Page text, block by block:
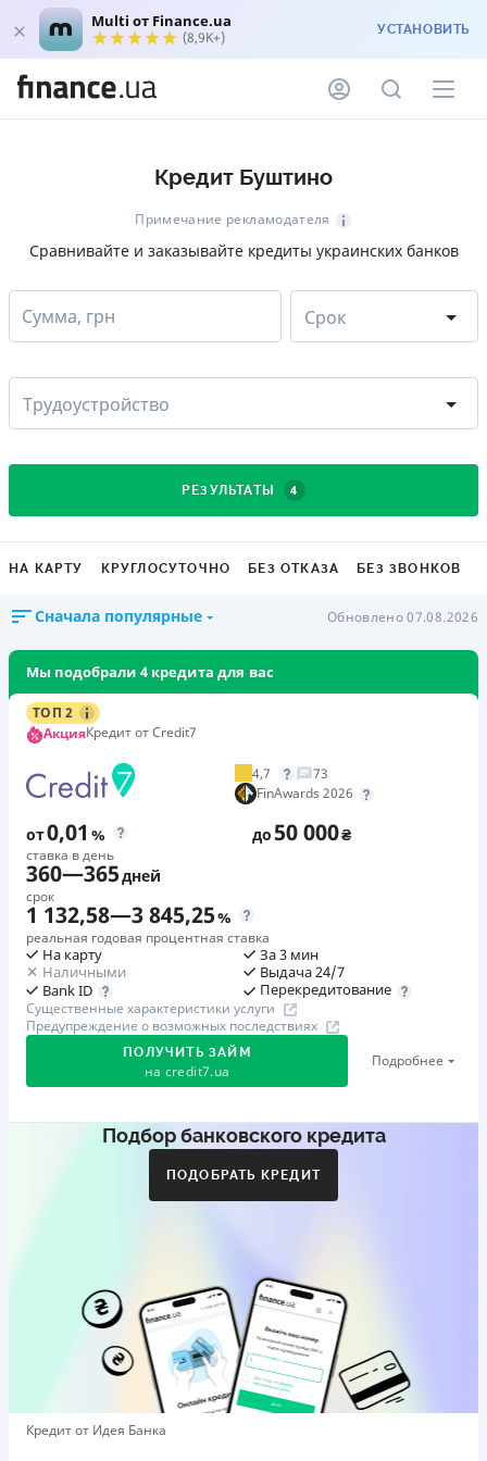
Multi от Finance.ua
(8,9K+) УСТАНОВИТЬ
Кредит Буштино
Примечание рекламодателя
Сравнивайте и заказывайте кредиты украинских банков
Сумма, грн Срок
Трудоустройство
РЕЗУЛЬТАТЫ 4
НА КАРТУ КРУГЛОСУТОЧНО БЕЗ ОТКАЗА БЕЗ ЗВОНКОВ
Сначала популярные Обновлено 07.08.2026
Мы подобрали 4 кредита для вас
ТОП 2
АкцияКредит от Credit7
4,7
73
FinAwards 2026
от0,01 %
ставка в день
до50 000₴
360—365дней
срок
1 132,58—3 845,25%
реальная годовая процентная ставка
На карту
Наличными
Bank ID
За 3 мин
Выдача 24/7
Перекредитование
Существенные характеристики услуги
Предупреждение о возможных последствиях
ПОЛУЧИТЬ ЗАЙМ
на credit7.ua
Подробнее
Акция: «Кешбэк за друга»
друг регистрируется и получает первый кредит (от
Бронзовый призер FinAwards 2026 «Лучшая программа
лояльности»
Первый займ
от 0,01%/день до 30 000 ₴
Повторный займ
Подбор банковского кредита
ПОДОБРАТЬ КРЕДИТ
Кредит от Идея Банка